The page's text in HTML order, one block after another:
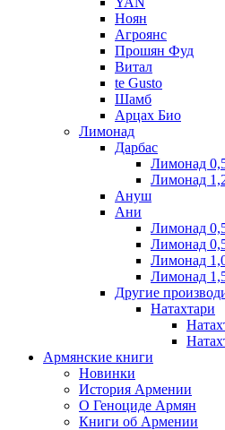
Ноян
Агроянс
Прошян Фуд
Витал
te Gusto
Шамб
Арцах Био
Лимонад
Дарбас
Лимонад
Лимонад
Ануш
Ани
Лимонад
Лимонад
Лимонад
Лимонад
Другие
Натахтари
Армянские книги
Новинки
История Армении
О Геноциде Армян
Книги об Армении